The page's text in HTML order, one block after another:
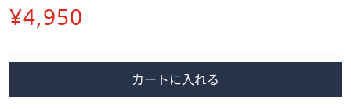
削
¥4,950
カートに入れる